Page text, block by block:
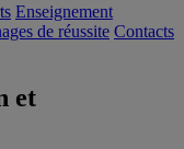
Enseignement
de réussite Contacts
et